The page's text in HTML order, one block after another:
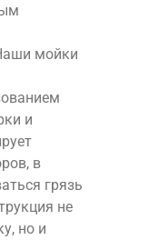
мойки
и
в
грязь
не
но и